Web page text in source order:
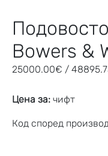
Bowers &
25000.00€ /
Цена за: чифт
Код според